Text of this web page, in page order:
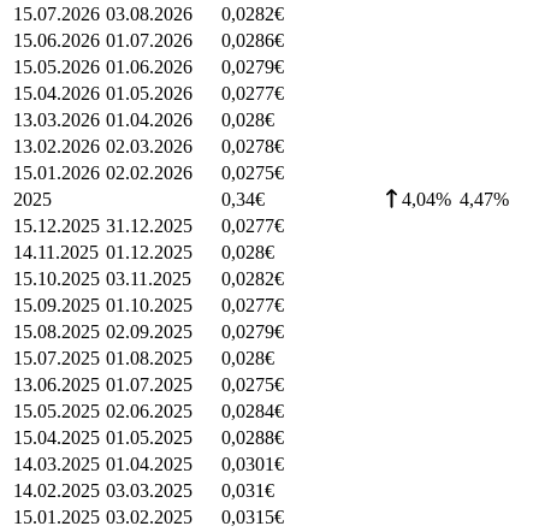
15.07.2026 03.08.2026 0,0282€
15.06.2026 01.07.2026 0,0286€
15.05.2026 01.06.2026 0,0279€
15.04.2026 01.05.2026 0,0277€
13.03.2026 01.04.2026 0,028€
13.02.2026 02.03.2026 0,0278€
15.01.2026 02.02.2026 0,0275€
2025
0,34€ 4,04% 4,47%
15.12.2025 31.12.2025 0,0277€
14.11.2025 01.12.2025 0,028€
15.10.2025 03.11.2025 0,0282€
15.09.2025 01.10.2025 0,0277€
15.08.2025 02.09.2025 0,0279€
15.07.2025 01.08.2025 0,028€
13.06.2025 01.07.2025 0,0275€
15.05.2025 02.06.2025 0,0284€
15.04.2025 01.05.2025 0,0288€
14.03.2025 01.04.2025 0,0301€
14.02.2025 03.03.2025 0,031€
15.01.2025 03.02.2025 0,0315€